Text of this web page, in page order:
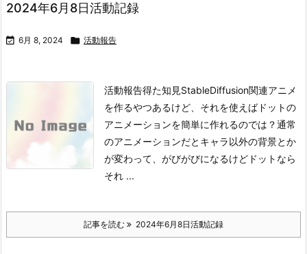
2024年6月8日活動記録
 6月 8, 2024  活動報告
活動報告得た知見StableDiffusion関連アニメ
を作るやつあるけど、それを使えばドットの
アニメーションを簡単に作れるのでは？通常
のアニメーションだとキャラ以外の背景とか
が変わって、がびがびになるけどドットなら
それ ...
記事を読む 2024年6月8日活動記録